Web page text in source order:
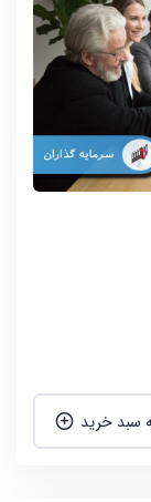
سبد خرید